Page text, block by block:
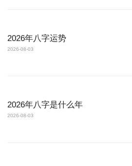
2026年八字运势
2026-08-03
2026年八字是什么年
2026-08-03